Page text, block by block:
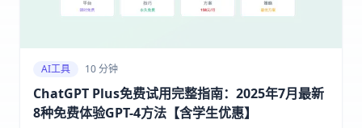
AI工具 10 分钟
ChatGPT Plus免费试用完整指南：2025年7月最新
8种免费体验GPT-4方法【含学生优惠】